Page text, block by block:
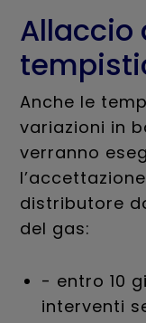
Allaccio
Anche le
variazioni in
verranno
distributore
del gas:
- entro 10
interventi